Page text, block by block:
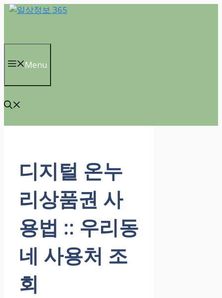
컨
로
너
Menu
디지털 온누
리상품권 사
용법 :: 우리동
네 사용처 조
회